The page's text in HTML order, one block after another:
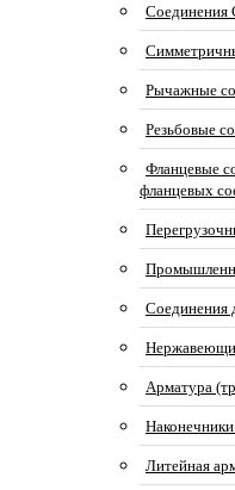
Соединения
Рычажные
Резьбовые
Фланцевые
фланцевых
Соединения
Арматура
Литейная